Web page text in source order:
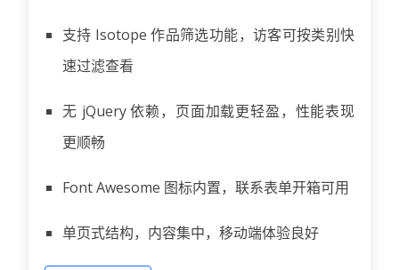
支持 Isotope 作品筛选功能，访客可按类别快
速过滤查看
无 jQuery 依赖，页面加载更轻盈，性能表现
更顺畅
Font Awesome 图标内置，联系表单开箱可用
单页式结构，内容集中，移动端体验良好